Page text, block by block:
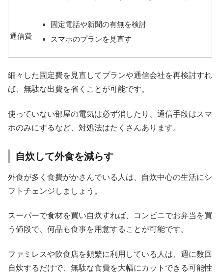
通信費
固定電話や新聞の有無を検討
スマホのプランを見直す
細々した固定費を見直してプランや通信会社を再検討すれ
ば、無駄な出費を省くことが可能です。
使っていない部屋の電気は必ず消したり、通信手段はスマ
ホのみにするなど、対処法はたくさんあります。
自炊して外食を減らす
外食が多く食費がかさんでいる人は、自炊中心の生活にシ
フトチェンジしましょう。
スーパーで食材を買い自炊すれば、コンビニでお弁当を買
う値段で、何品も食事を用意することが可能です。
ファミレスや飲食店を頻繁に利用している人は、週に数回
自炊するだけで、無駄な食費を大幅にカットできる可能性